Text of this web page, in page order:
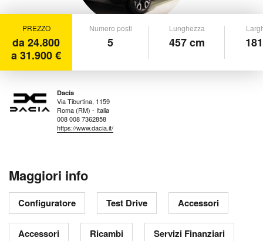
PREZZO
da 24.800
a 31.900 €
Numero posti
5
Lunghezza
457 cm
Dacia
Via Tiburtina, 1159
Roma (RM) - Italia
008 008 7362858
https://www.dacia.it/
Maggiori info
Configuratore Test Drive Accessori
Accessori Ricambi Servizi Finanziari